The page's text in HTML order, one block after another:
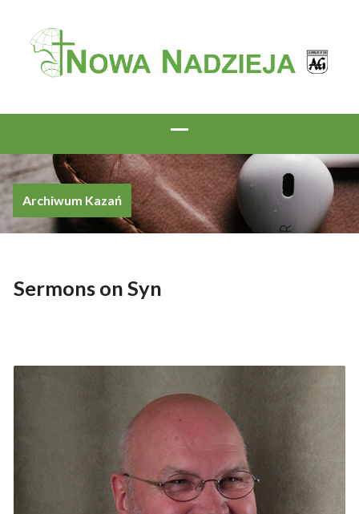
Archiwum Kazań
Sermons on Syn